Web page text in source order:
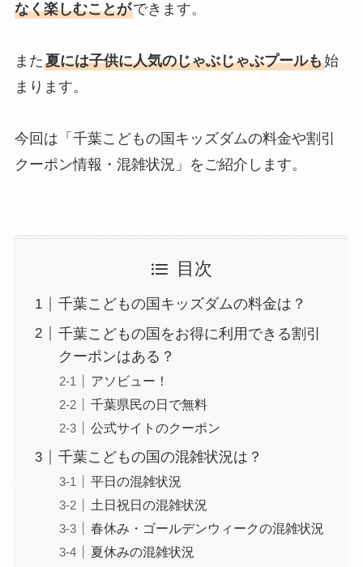
なく楽しむことができます。
また夏には子供に人気のじゃぶじゃぶプールも始
まります。
今回は「千葉こどもの国キッズダムの料金や割引
クーポン情報・混雑状況」をご紹介します。
目次
千葉こどもの国キッズダムの料金は？
千葉こどもの国をお得に利用できる割引
クーポンはある？
アソビュー！
千葉県民の日で無料
公式サイトのクーポン
千葉こどもの国の混雑状況は？
平日の混雑状況
土日祝日の混雑状況
春休み・ゴールデンウィークの混雑状況
夏休みの混雑状況